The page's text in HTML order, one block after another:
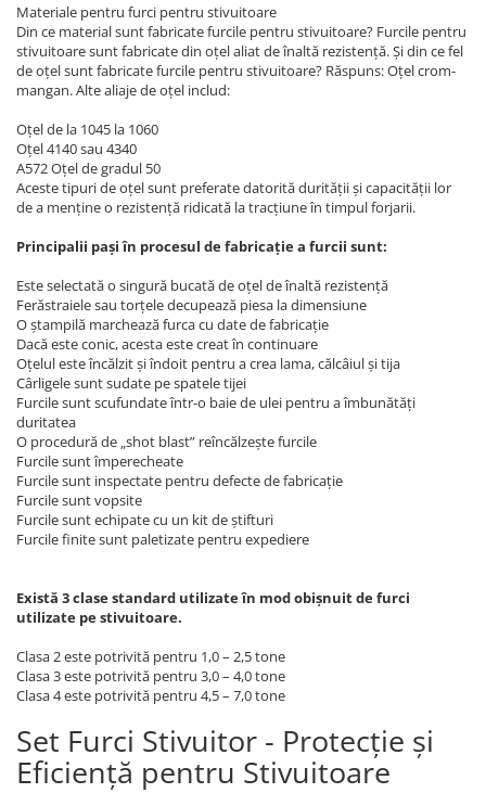
Materiale pentru furci pentru stivuitoare
Din ce material sunt fabricate furcile pentru stivuitoare? Furcile pentru
stivuitoare sunt fabricate din oțel aliat de înaltă rezistență. Și din ce fel
de oțel sunt fabricate furcile pentru stivuitoare? Răspuns: Oțel crom-
mangan. Alte aliaje de oțel includ:
Oțel de la 1045 la 1060
Oțel 4140 sau 4340
A572 Oțel de gradul 50
Aceste tipuri de oțel sunt preferate datorită durității și capacității lor
de a menține o rezistență ridicată la tracțiune în timpul forjarii.
Principalii pași în procesul de fabricație a furcii sunt:
Este selectată o singură bucată de oțel de înaltă rezistență
Ferăstraiele sau torțele decupează piesa la dimensiune
O ștampilă marchează furca cu date de fabricație
Dacă este conic, acesta este creat în continuare
Oțelul este încălzit și îndoit pentru a crea lama, călcâiul și tija
Cârligele sunt sudate pe spatele tijei
Furcile sunt scufundate într-o baie de ulei pentru a îmbunătăți
duritatea
O procedură de „shot blast” reîncălzește furcile
Furcile sunt împerecheate
Furcile sunt inspectate pentru defecte de fabricație
Furcile sunt vopsite
Furcile sunt echipate cu un kit de știfturi
Furcile finite sunt paletizate pentru expediere
Există 3 clase standard utilizate în mod obișnuit de furci
utilizate pe stivuitoare.
Clasa 2 este potrivită pentru 1,0 – 2,5 tone
Clasa 3 este potrivită pentru 3,0 – 4,0 tone
Clasa 4 este potrivită pentru 4,5 – 7,0 tone
Set Furci Stivuitor - Protecție și
Eficiență pentru Stivuitoare